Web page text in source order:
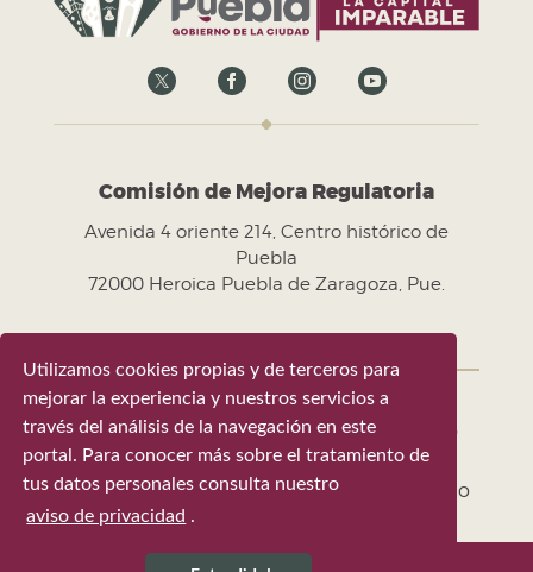
Utilizamos cookies propias y de terceros para
mejorar la experiencia y nuestros servicios a
través del análisis de la navegación en este
portal. Para conocer más sobre el tratamiento de
tus datos personales consulta nuestro
aviso de privacidad .
Comisión de Mejora Regulatoria
Avenida 4 oriente 214, Centro histórico de
Puebla
72000 Heroica Puebla de Zaragoza, Pue.
Gobierno de la Ciudad de Puebla 2024-
2027
Tel. +52 (222) 309 43 00 - Puebla, Pue. México